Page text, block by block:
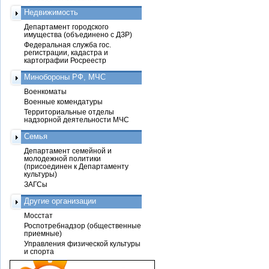
Недвижимость
Департамент городского
имущества (объединено с ДЗР)
Федеральная служба гос.
регистрации, кадастра и
картографии Росреестр
Минобороны РФ, МЧС
Военкоматы
Военные комендатуры
Территориальные отделы
надзорной деятельности МЧС
Семья
Департамент семейной и
молодежной политики
(присоединен к Департаменту
культуры)
ЗАГСы
Другие организации
Мосстат
Роспотребнадзор (общественные
приемные)
Управления физической культуры
и спорта